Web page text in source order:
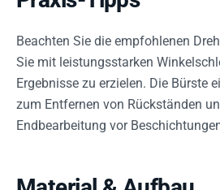
Beachten Sie die empfohlenen
Sie mit leistungsstarken
Ergebnisse zu erzielen. Die Bürste
zum Entfernen von Rückständen
Endbearbeitung vor